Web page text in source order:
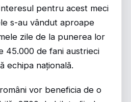
pentru acest meci
s-au vândut aproape
zile de la punerea lor
45.000 de fani austrieci
echipa națională.
vor beneficia de o